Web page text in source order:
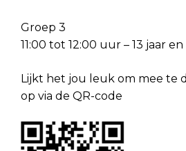
Groep 3
11:00 tot 12:00 uur – 13 jaar
Lijkt het jou leuk om mee te
op via de QR-code